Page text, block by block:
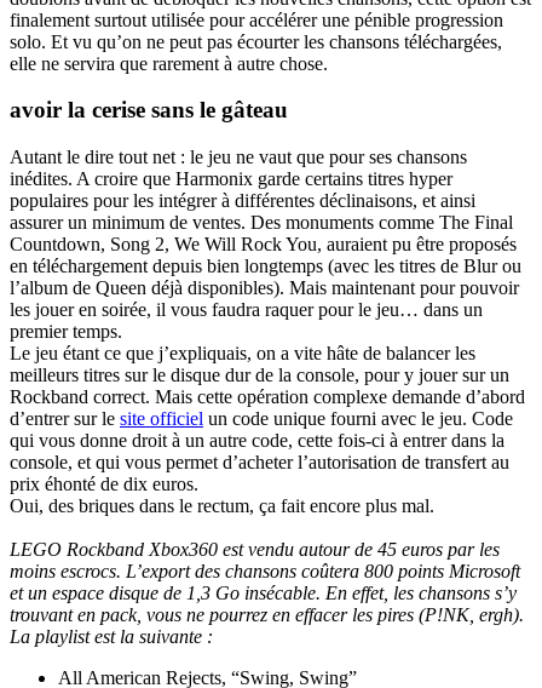
finalement surtout utilisée pour accélérer une pénible progression
solo. Et vu qu’on ne peut pas écourter les chansons téléchargées,
elle ne servira que rarement à autre chose.
avoir la cerise sans le gâteau
Autant le dire tout net : le jeu ne vaut que pour ses chansons
inédites. A croire que Harmonix garde certains titres hyper
populaires pour les intégrer à différentes déclinaisons, et ainsi
assurer un minimum de ventes. Des monuments comme The Final
Countdown, Song 2, We Will Rock You, auraient pu être proposés
en téléchargement depuis bien longtemps (avec les titres de Blur ou
l’album de Queen déjà disponibles). Mais maintenant pour pouvoir
les jouer en soirée, il vous faudra raquer pour le jeu… dans un
premier temps.
Le jeu étant ce que j’expliquais, on a vite hâte de balancer les
meilleurs titres sur le disque dur de la console, pour y jouer sur un
Rockband correct. Mais cette opération complexe demande d’abord
d’entrer sur le site officiel un code unique fourni avec le jeu. Code
qui vous donne droit à un autre code, cette fois-ci à entrer dans la
console, et qui vous permet d’acheter l’autorisation de transfert au
prix éhonté de dix euros.
Oui, des briques dans le rectum, ça fait encore plus mal.
LEGO Rockband Xbox360 est vendu autour de 45 euros par les
moins escrocs. L’export des chansons coûtera 800 points Microsoft
et un espace disque de 1,3 Go insécable. En effet, les chansons s’y
trouvant en pack, vous ne pourrez en effacer les pires (P!NK, ergh).
La playlist est la suivante :
All American Rejects, “Swing, Swing”